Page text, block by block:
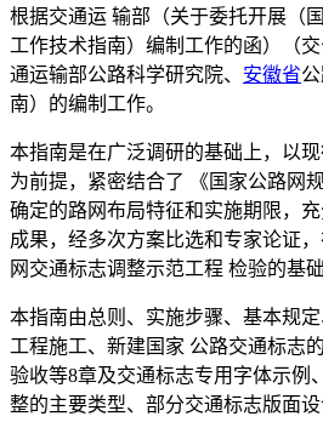
根据交通运 输部（关于委托开展（
工作技术指南）编制工作的函）（
通运输部公路科学研究院、 安徽省
南）的编制工作。
本指南是在广泛调研的基础上，以
为前提，紧密结合了 《国家公路网规
确定的路网布局特征和实施期限，
成果，经多次方案比选和专家论证
网交通标志调整示范工程 检验的基
本指南由总则、实施步骤、基本规定
工程施工、新建国家 公路交通标志
验收等8章及交通标志专用字体示例
整的主要类型、部分交通标志版面